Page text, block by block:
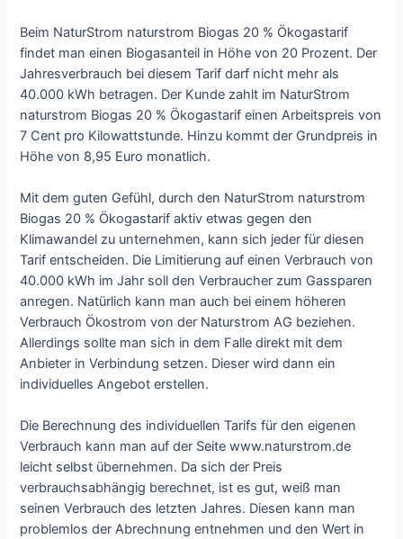
Beim NaturStrom naturstrom Biogas 20 % Ökogastarif
findet man einen Biogasanteil in Höhe von 20 Prozent. Der
Jahresverbrauch bei diesem Tarif darf nicht mehr als
40.000 kWh betragen. Der Kunde zahlt im NaturStrom
naturstrom Biogas 20 % Ökogastarif einen Arbeitspreis von
7 Cent pro Kilowattstunde. Hinzu kommt der Grundpreis in
Höhe von 8,95 Euro monatlich.
Mit dem guten Gefühl, durch den NaturStrom naturstrom
Biogas 20 % Ökogastarif aktiv etwas gegen den
Klimawandel zu unternehmen, kann sich jeder für diesen
Tarif entscheiden. Die Limitierung auf einen Verbrauch von
40.000 kWh im Jahr soll den Verbraucher zum Gassparen
anregen. Natürlich kann man auch bei einem höheren
Verbrauch Ökostrom von der Naturstrom AG beziehen.
Allerdings sollte man sich in dem Falle direkt mit dem
Anbieter in Verbindung setzen. Dieser wird dann ein
individuelles Angebot erstellen.
Die Berechnung des individuellen Tarifs für den eigenen
Verbrauch kann man auf der Seite www.naturstrom.de
leicht selbst übernehmen. Da sich der Preis
verbrauchsabhängig berechnet, ist es gut, weiß man
seinen Verbrauch des letzten Jahres. Diesen kann man
problemlos der Abrechnung entnehmen und den Wert in